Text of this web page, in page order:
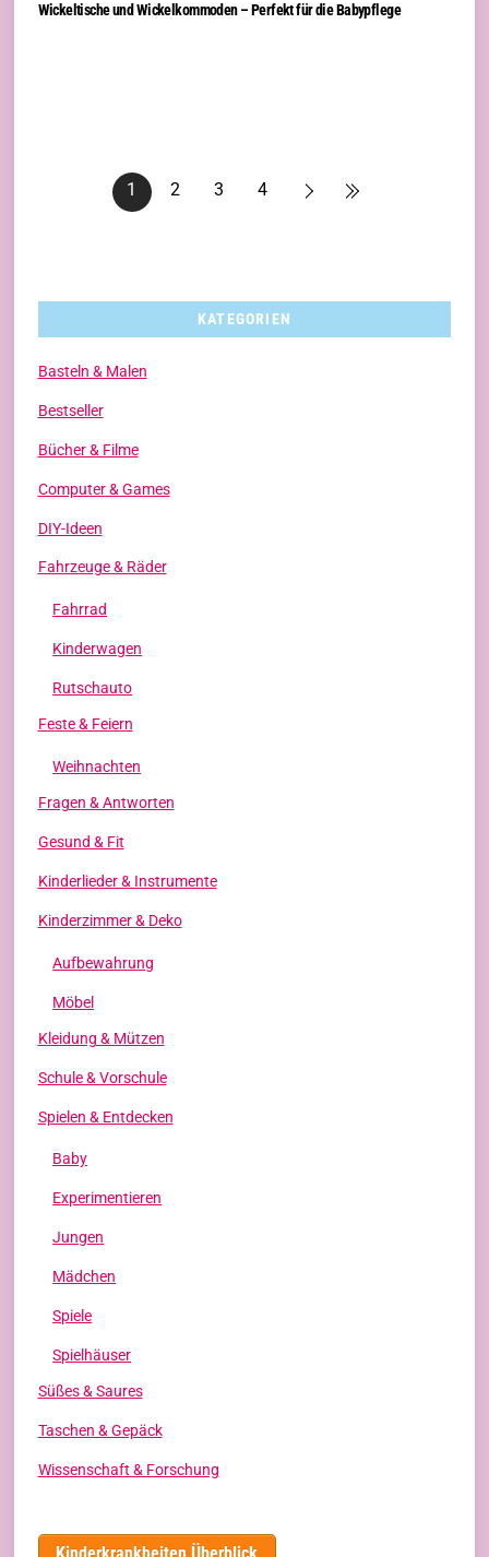
Wickeltische und Wickelkommoden – Perfekt für die Babypflege
1 2 3 4
KATEGORIEN
Basteln & Malen
Bestseller
Bücher & Filme
Computer & Games
DIY-Ideen
Fahrzeuge & Räder
Fahrrad
Kinderwagen
Rutschauto
Feste & Feiern
Weihnachten
Fragen & Antworten
Gesund & Fit
Kinderlieder & Instrumente
Kinderzimmer & Deko
Aufbewahrung
Möbel
Kleidung & Mützen
Schule & Vorschule
Spielen & Entdecken
Baby
Experimentieren
Jungen
Mädchen
Spiele
Spielhäuser
Süßes & Saures
Taschen & Gepäck
Wissenschaft & Forschung